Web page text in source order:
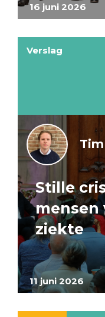
16 juni 2026
Verslag
11 juni 2026
Stille
mensen
ziekte